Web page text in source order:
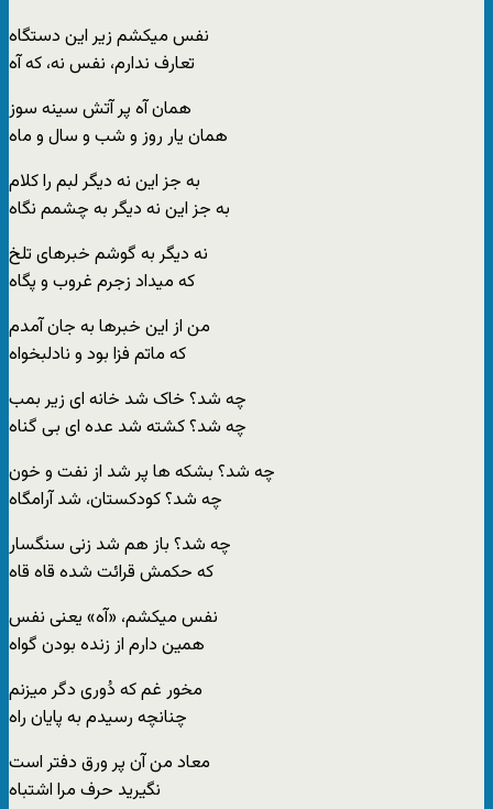
نفس میکشم زیر این دستگاه
تعارف ندارم، نفس نه، که آه
همان آه پر آتش سینه سوز
همان یار روز و شب و سال و ماه
به جز این نه دیگر لبم را کلام
به جز این نه دیگر به چشمم نگاه
نه دیگر به گوشم خبرهای تلخ
که میداد زجرم غروب و پگاه
من از این خبرها به جان آمدم
که ماتم فزا بود و نادلبخواه
چه شد؟ خاک شد خانه ای زیر بمب
چه شد؟ کشته شد عده ای بی گناه
چه شد؟ بشکه ها پر شد از نفت و خون
چه شد؟ کودکستان، شد آرامگاه
چه شد؟ باز هم شد زنی سنگسار
که حکمش قرائت شده قاه قاه
نفس میکشم، «آه» یعنی نفس
همین دارم از زنده بودن گواه
مخور غم که دُوری دگر میزنم
چنانچه رسیدم به پایان راه
معاد من آن پر ورق دفتر است
نگیرید حرف مرا اشتباه